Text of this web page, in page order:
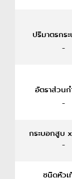
ปริมาตรกร
-
อัตราส่วน
-
กระบอกสูบ x
-
ชนิดหัว